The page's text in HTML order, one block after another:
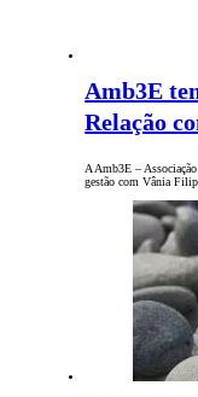
Amb3E
Relação
A Amb3E –
gestão com Vânia